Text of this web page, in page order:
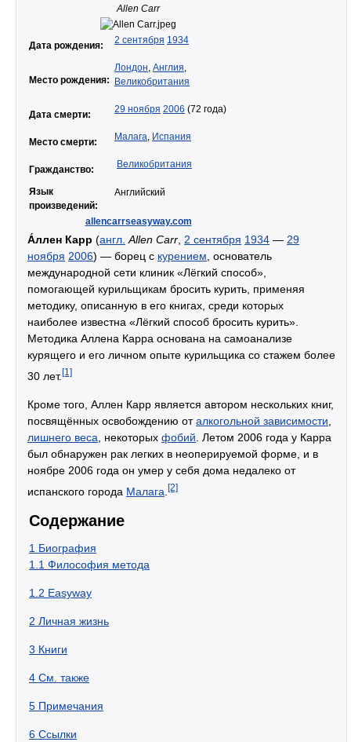
Allen Carr
Дата рождения: 2 сентября 1934
Место рождения:
Лондон, Англия,
Великобритания
Дата смерти: 29 ноября 2006 (72 года)
Место смерти: Малага, Испания
Гражданство: Великобритания
Язык
произведений:
Английский
allencarrseasyway.com
А́ллен Карр (англ. Allen Carr 2 сентября 1934 — 29
ноября 2006) — борец с курением , основатель
международной сети клиник «Лёгкий способ»,
помогающей курильщикам бросить курить, применяя
методику, описанную в его книгах, среди которых
наиболее известна «Лёгкий способ бросить курить».
Методика Аллена Карра основана на самоанализе
курящего и его личном опыте курильщика со стажем более
30 лет.[1]
Кроме того, Аллен Карр является автором нескольких книг,
посвящённых освобождению оталкогольной зависимости
лишнего веса , некоторых фобий . Летом 2006 года у Карра
был обнаружен рак легких в неоперируемой форме, и в
ноябре 2006 года он умер у себя дома недалеко от
испанского города Малага [2]
Содержание
1 Биография
1.1 Философия метода
1.2 Easyway
2 Личная жизнь
3 Книги
4 См. также
5 Примечания
6 Ссылки